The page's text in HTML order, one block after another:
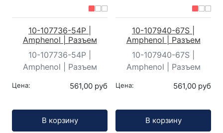
10-107736-54P |
Amphenol | Разъем
10-107736-54P |
Amphenol | Разъем
Цена: 561,00 руб
В корзину
10-107940-67S |
Amphenol | Разъем
10-107940-67S |
Amphenol | Разъем
Цена: 561,00 руб
В корзину